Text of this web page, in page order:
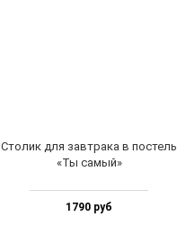
Сто­лик для зав­тра­ка в пос­тель
«Ты са­мый»
1790 руб